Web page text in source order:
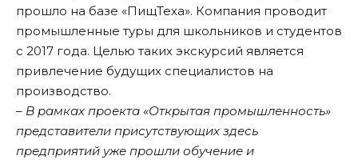
прошло на базе «ПищТеха». Компания проводит
промышленные туры для школьников и студентов
с 2017 года. Целью таких экскурсий является
привлечение будущих специалистов на
производство.
– В рамках проекта «Открытая промышленность»
представители присутствующих здесь
предприятий уже прошли обучение и